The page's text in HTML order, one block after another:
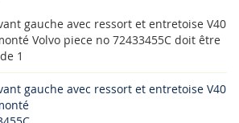
gauche avec ressort et entretoise V40
Volvo piece no 72433455C doit être
1
gauche avec ressort et entretoise V40